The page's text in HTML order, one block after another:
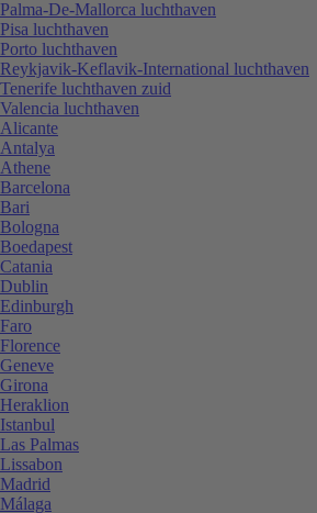
Palma-De-Mallorca luchthaven
Pisa luchthaven
Porto luchthaven
Reykjavik-Keflavik-International luchthaven
Tenerife luchthaven zuid
Valencia luchthaven
Alicante
Antalya
Athene
Barcelona
Bari
Bologna
Boedapest
Catania
Dublin
Edinburgh
Faro
Florence
Geneve
Girona
Heraklion
Istanbul
Las Palmas
Lissabon
Madrid
Málaga